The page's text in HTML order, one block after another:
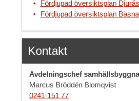
Fördjupad översiktsplan
Fördjupad översiktsplan Bäsna
Kontakt
Avdelningschef
Marcus Bröddén Blomqvist
0241-151 77